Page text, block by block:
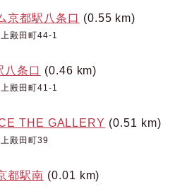
京都駅八条口 (0.55 km)
殿田町44-1
八条口 (0.46 km)
殿田町41-1
THE GALLERY (0.51 km)
殿田町39
都駅南 (0.01 km)